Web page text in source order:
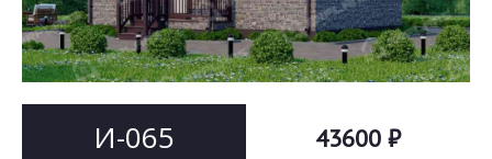
И-065 43600 ₽
Согласен на обработку персональных данных
Согласен на обработку персональных данных
This site is protected by reCAPTCHA and the GooglePrivacy PolicyandTerms of Service
apply.